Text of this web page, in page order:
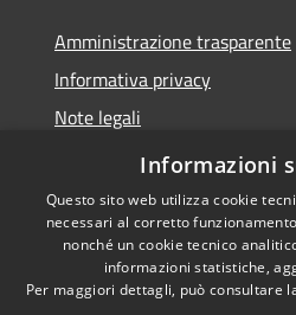
Amministrazione trasparente
Informativa privacy
Note legali
Dichiarazione di accessibilità
Accessibilità
Informazioni
Questo sito web utilizza cookie
necessari al corretto
nonché un cookie tecnico
informazioni statistiche,
Per maggiori dettagli, può consultare